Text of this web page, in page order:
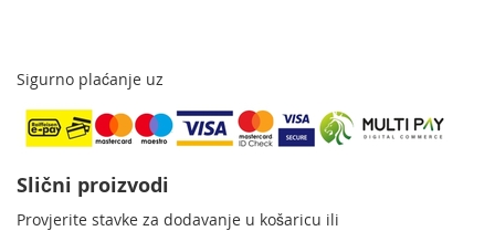
Sigurno plaćanje uz
Slični proizvodi
Provjerite stavke za dodavanje u košaricu ili